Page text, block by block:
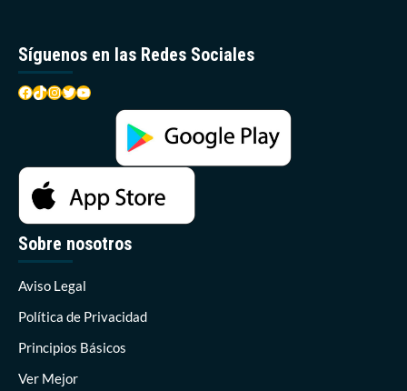
Síguenos en las Redes Sociales
Facebook
TikTok
Instagram
Twitter
YouTube
Sobre nosotros
Aviso Legal
Política de Privacidad
Principios Básicos
Ver Mejor